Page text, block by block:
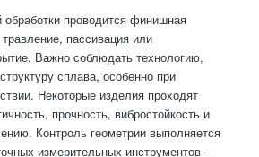
проводится финишная
пассивация или
Важно соблюдать технологию,
сплава, особенно при
Некоторые изделия проходят
прочность, вибростойкость и
Контроль геометрии выполняется
измерительных инструментов —